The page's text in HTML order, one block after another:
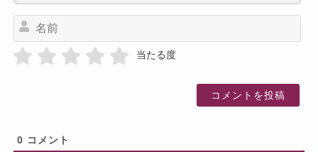
当たる度
0 コメント